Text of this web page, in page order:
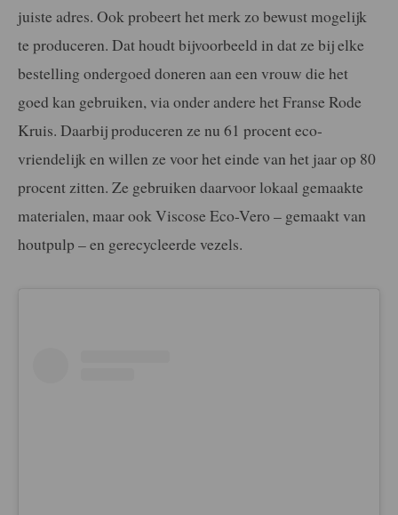
juiste adres. Ook probeert het merk zo bewust mogelijk
te produceren. Dat houdt bijvoorbeeld in dat ze bij elke
bestelling ondergoed doneren aan een vrouw die het
goed kan gebruiken, via onder andere het Franse Rode
Kruis. Daarbij produceren ze nu 61 procent eco-
vriendelijk en willen ze voor het einde van het jaar op 80
procent zitten. Ze gebruiken daarvoor lokaal gemaakte
materialen, maar ook Viscose Eco-Vero – gemaakt van
houtpulp – en gerecycleerde vezels.